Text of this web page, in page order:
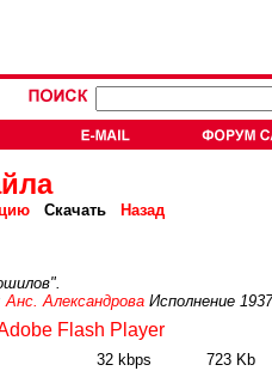
Скачать Назад
Анс. АлександроваИсполнение
Flash Player
32 kbps 723 Kb